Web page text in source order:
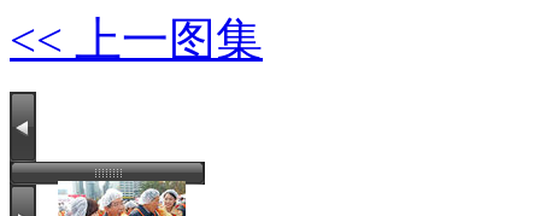
<< 上一图集